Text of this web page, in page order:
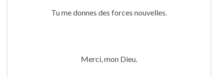
Tu me donnes des forces nouvelles.
Merci, mon Dieu.